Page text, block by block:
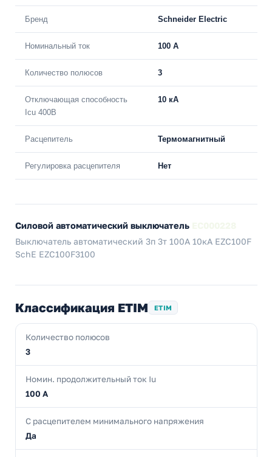
Бренд Schneider Electric
Номинальный ток 100 A
Количество полюсов 3
Отключающая способность
Icu 400В
10 кА
Расцепитель Термомагнитный
Регулировка расцепителя Нет
Силовой автоматический выключатель
Выключатель автоматический 3п 3т 100А 10кА EZC100F
SchE EZC100F3100
Классификация ETIM ETIM
Количество полюсов
3
Номин. продолжительный ток Iu
100 А
С расцепителем минимального напряжения
Да